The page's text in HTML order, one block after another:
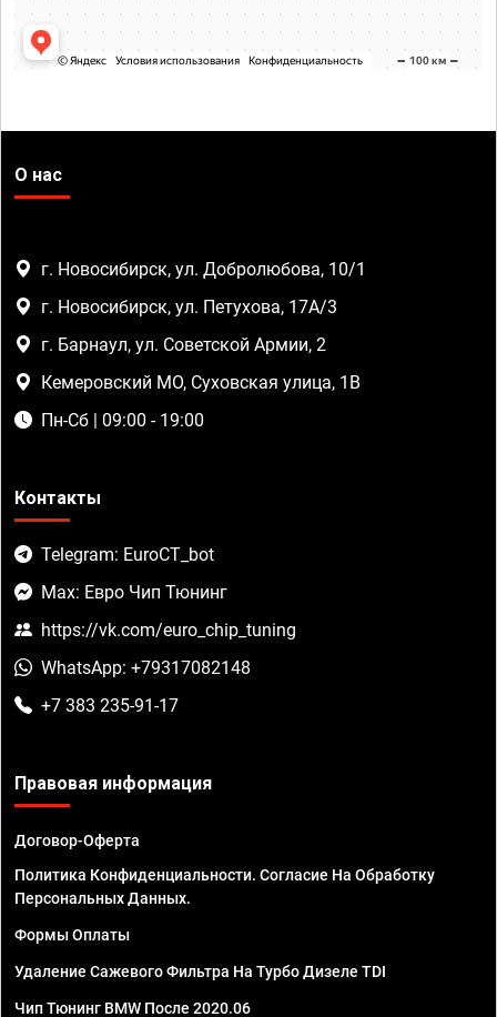
О нас
г. Новосибирск, ул. Добролюбова, 10/1
г. Новосибирск, ул. Петухова, 17А/3
г. Барнаул, ул. Советской Армии, 2
Кемеровский МО, Суховская улица, 1В
Пн-Сб | 09:00 - 19:00
Контакты
Telegram: EuroCT_bot
Max: Евро Чип Тюнинг
https://vk.com/euro_chip_tuning
WhatsApp: +79317082148
+7 383 235-91-17
Правовая информация
Договор-Оферта
Политика Конфиденциальности. Согласие На Обработку
Персональных Данных.
Формы Оплаты
Удаление Сажевого Фильтра На Турбо Дизеле TDI
Чип Тюнинг BMW После 2020.06